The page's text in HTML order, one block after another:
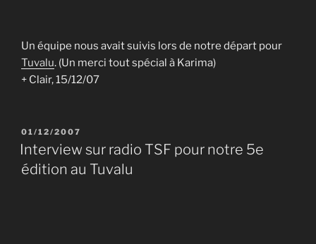
Un équipe nous avait suivis lors de notre départ pour
Tuvalu. (Un merci tout spécial à Karima)
+ Clair, 15/12/07
PUBLIÉ
LE
01/12/2007
Interview sur radio TSF pour notre 5e
édition au Tuvalu